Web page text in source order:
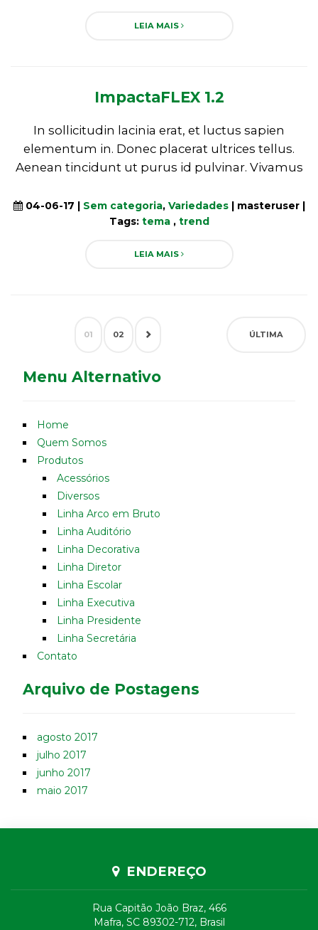
LEIA MAIS
ImpactaFLEX 1.2
In sollicitudin lacinia erat, et luctus sapien
elementum in. Donec placerat ultrices tellus.
Aenean tincidunt ut purus id pulvinar. Vivamus
04-06-17 | Sem categoria, Variedades| masteruser |
Tags: tema, trend
LEIA MAIS
01 02 ÚLTIMA
Menu Alternativo
Home
Quem Somos
Produtos
Acessórios
Diversos
Linha Arco em Bruto
Linha Auditório
Linha Decorativa
Linha Diretor
Linha Escolar
Linha Executiva
Linha Presidente
Linha Secretária
Contato
Arquivo de Postagens
agosto 2017
julho 2017
junho 2017
maio 2017
ENDEREÇO
Rua Capitão João Braz, 466
Mafra, SC 89302-712, Brasil